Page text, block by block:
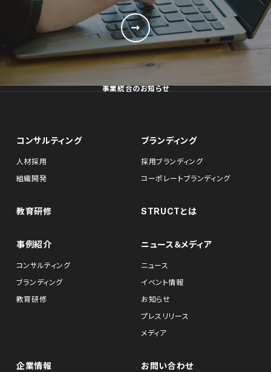
事業統合のお知らせ
コンサルティング
人材採用
組織開発
ブランディング
採用ブランディング
コーポレートブランディング
教育研修 STRUCTとは
事例紹介
コンサルティング
ブランディング
教育研修
ニュース＆メディア
ニュース
イベント情報
お知らせ
プレスリリース
メディア
企業情報 お問い合わせ